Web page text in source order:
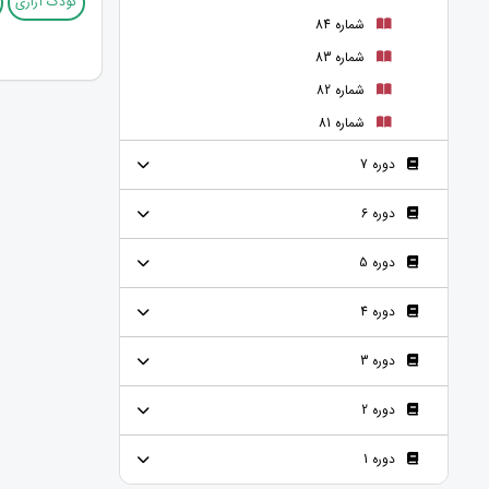
شماره 84
شماره 83
شماره 82
شماره 81
دوره 7
دوره 6
دوره 5
دوره 4
دوره 3
دوره 2
دوره 1